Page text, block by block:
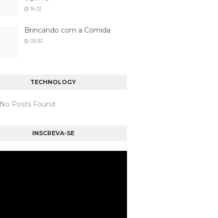
16:32
Brincando com a Comida
09:30
TECHNOLOGY
Posts Found
INSCREVA-SE